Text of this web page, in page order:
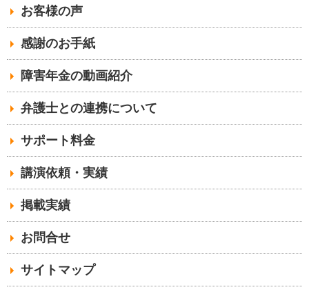
お客様の声
感謝のお手紙
障害年金の動画紹介
弁護士との連携について
サポート料金
講演依頼・実績
掲載実績
お問合せ
サイトマップ